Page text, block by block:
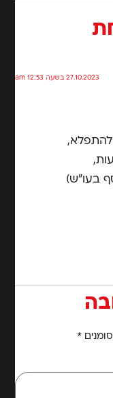
27.10.2023 בשעה 12:53 am
בעו"ש)
*